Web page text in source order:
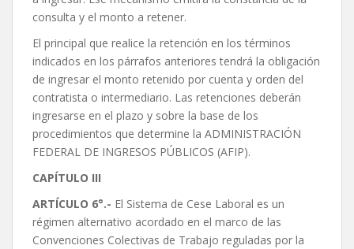
consulta y el monto a retener.
El principal que realice la retención en los términos
indicados en los párrafos anteriores tendrá la obligación
de ingresar el monto retenido por cuenta y orden del
contratista o intermediario. Las retenciones deberán
ingresarse en el plazo y sobre la base de los
procedimientos que determine la ADMINISTRACIÓN
FEDERAL DE INGRESOS PÚBLICOS (AFIP).
CAPÍTULO III
ARTÍCULO 6°.- El Sistema de Cese Laboral es un
régimen alternativo acordado en el marco de las
Convenciones Colectivas de Trabajo reguladas por la